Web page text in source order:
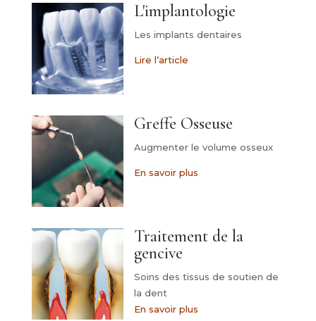
L'implantologie
Les implants dentaires
Lire l’article
Greffe Osseuse
Augmenter le volume osseux
En savoir plus
Traitement de la
gencive
Soins des tissus de soutien de
la dent
En savoir plus